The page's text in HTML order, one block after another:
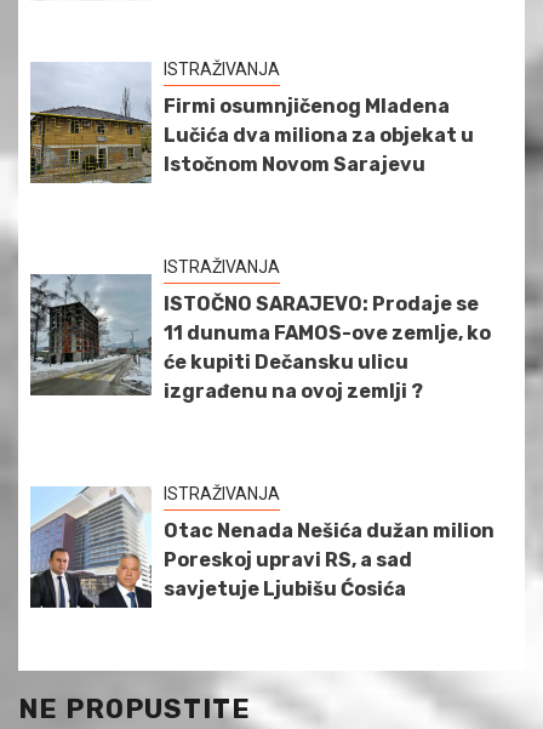
ISTRAŽIVANJA
Firmi osumnjičenog Mladena
Lučića dva miliona za objekat u
Istočnom Novom Sarajevu
ISTRAŽIVANJA
ISTOČNO SARAJEVO: Prodaje se
11 dunuma FAMOS-ove zemlje, ko
će kupiti Dečansku ulicu
izgrađenu na ovoj zemlji ?
ISTRAŽIVANJA
Otac Nenada Nešića dužan milion
Poreskoj upravi RS, a sad
savjetuje Ljubišu Ćosića
NE PROPUSTITE